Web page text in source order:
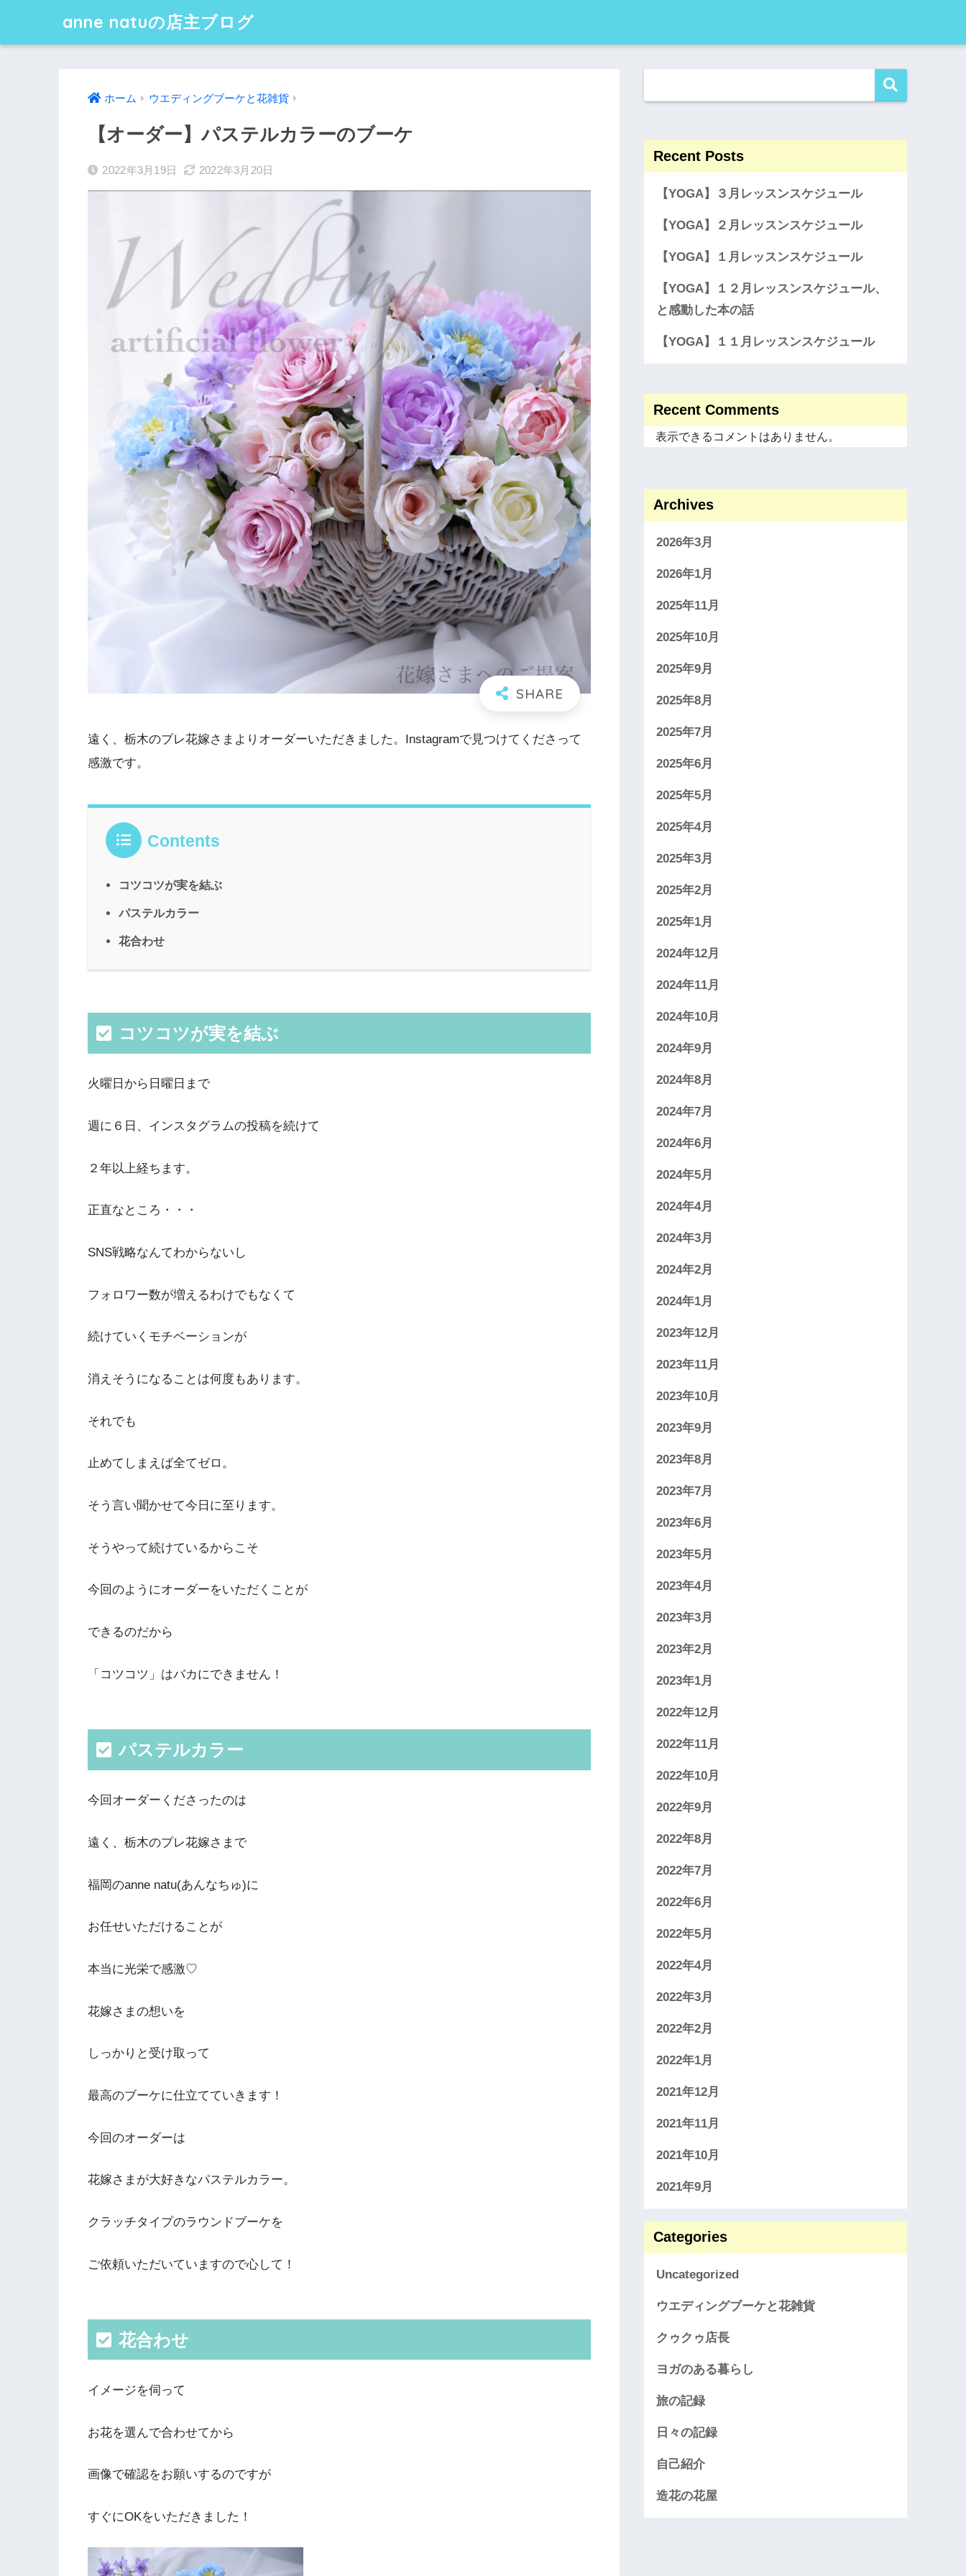
anne natuの店主ブログ
ホーム ウエディングブーケと花雑貨
【オーダー】パステルカラーのブーケ
2022年3月19日 2022年3月20日
遠く、栃木のプレ花嫁さまよりオーダーいただきました。Instagramで見つけてくださって
感激です。
Contents
コツコツが実を結ぶ
パステルカラー
花合わせ
コツコツが実を結ぶ
火曜日から日曜日まで
週に６日、インスタグラムの投稿を続けて
２年以上経ちます。
正直なところ・・・
SNS戦略なんてわからないし
フォロワー数が増えるわけでもなくて
続けていくモチベーションが
消えそうになることは何度もあります。
それでも
止めてしまえば全てゼロ。
そう言い聞かせて今日に至ります。
そうやって続けているからこそ
今回のようにオーダーをいただくことが
できるのだから
「コツコツ」はバカにできません！
パステルカラー
今回オーダーくださったのは
遠く、栃木のプレ花嫁さまで
福岡のanne natu(あんなちゅ)に
お任せいただけることが
本当に光栄で感激♡
花嫁さまの想いを
しっかりと受け取って
最高のブーケに仕立てていきます！
今回のオーダーは
花嫁さまが大好きなパステルカラー。
クラッチタイプのラウンドブーケを
ご依頼いただいていますので心して！
花合わせ
イメージを伺って
お花を選んで合わせてから
画像で確認をお願いするのですが
すぐにOKをいただきました！
Recent Posts
【YOGA】３月レッスンスケジュール
【YOGA】２月レッスンスケジュール
【YOGA】１月レッスンスケジュール
【YOGA】１２月レッスンスケジュール、
と感動した本の話
【YOGA】１１月レッスンスケジュール
Recent Comments
表示できるコメントはありません。
Archives
2026年3月
2026年1月
2025年11月
2025年10月
2025年9月
2025年8月
2025年7月
2025年6月
2025年5月
2025年4月
2025年3月
2025年2月
2025年1月
2024年12月
2024年11月
2024年10月
2024年9月
2024年8月
2024年7月
2024年6月
2024年5月
2024年4月
2024年3月
2024年2月
2024年1月
2023年12月
2023年11月
2023年10月
2023年9月
2023年8月
2023年7月
2023年6月
2023年5月
2023年4月
2023年3月
2023年2月
2023年1月
2022年12月
2022年11月
2022年10月
2022年9月
2022年8月
2022年7月
2022年6月
2022年5月
2022年4月
2022年3月
2022年2月
2022年1月
2021年12月
2021年11月
2021年10月
2021年9月
Categories
Uncategorized
ウエディングブーケと花雑貨
クゥクゥ店長
ヨガのある暮らし
旅の記録
日々の記録
自己紹介
造花の花屋